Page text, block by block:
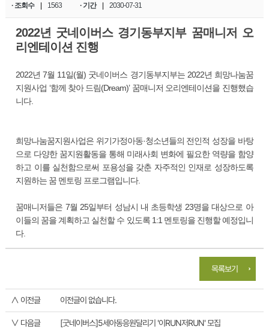
· 조회수
1563 · 기간 2030-07-31
2022년 굿네이버스 경기동부지부 꿈매니저 오
리엔테이션 진행
2022년 7월 11일(월) 굿네이버스 경기동부지부는 2022년 희망나눔꿈
지원사업 ‘함께 찾아 드림(Dream)’ 꿈매니저 오리엔테이션을 진행했습
니다.
희망나눔꿈지원사업은 위기가정아동·청소년들의 전인적 성장을 바탕
으로 다양한 꿈지원활동을 통해 미래사회 변화에 필요한 역량을 함양
하고 이를 실천함으로써 포용성을 갖춘 자주적인 인재로 성장하도록
지원하는 꿈 멘토링 프로그램입니다.
꿈매니저들은 7월 25일부터 성남시 내 초등학생 23명을 대상으로 아
이들의 꿈을 계획하고 실천할 수 있도록 1:1 멘토링을 진행할 예정입니
다.
목록보기
∧ 이전글 이전글이 없습니다.
∨ 다음글 [굿네이버스]5세아동응원달리기 '이RUN저RUN' 모집